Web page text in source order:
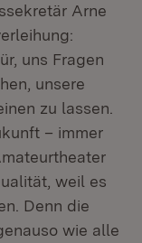
Arne
uns Fragen
unsere
zu lassen.
– immer
weil es
Denn die
wie alle